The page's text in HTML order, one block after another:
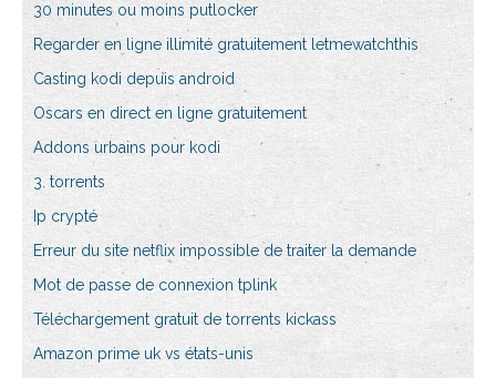
30 minutes ou moins putlocker
Regarder en ligne illimité gratuitement letmewatchthis
Casting kodi depuis android
Oscars en direct en ligne gratuitement
Addons urbains pour kodi
3. torrents
Ip crypté
Erreur du site netflix impossible de traiter la demande
Mot de passe de connexion tplink
Téléchargement gratuit de torrents kickass
Amazon prime uk vs états-unis